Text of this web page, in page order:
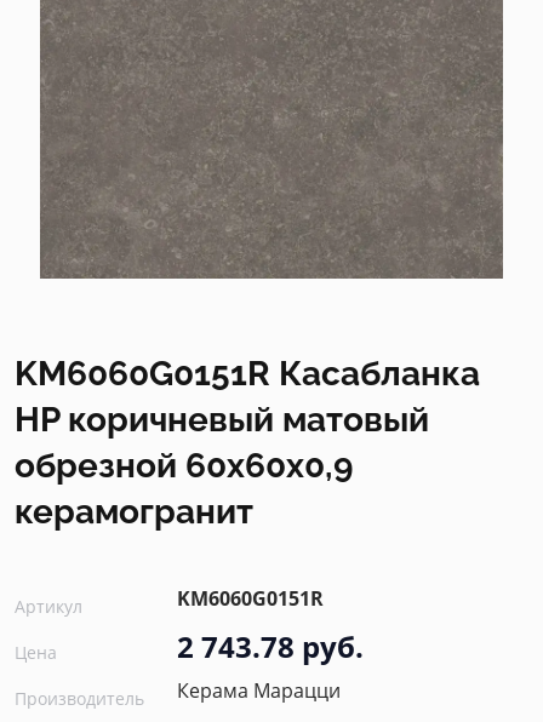
KM6060G0151R Касабланка
HP коричневый матовый
обрезной 60x60x0,9
керамогранит
Артикул KM6060G0151R
Цена 2 743.78 руб.
Производитель Керама Марацци